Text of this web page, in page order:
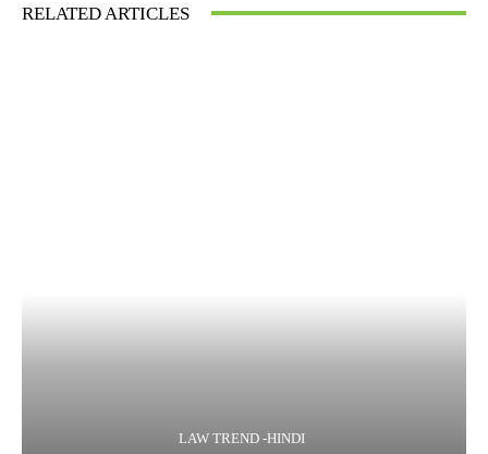
RELATED ARTICLES
LAW TREND -HINDI